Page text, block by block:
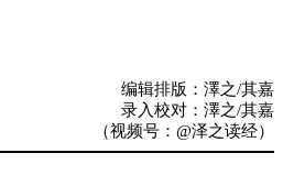
编辑排版：澤之/其嘉
录入校对：澤之/其嘉
（视频号：@泽之读经）